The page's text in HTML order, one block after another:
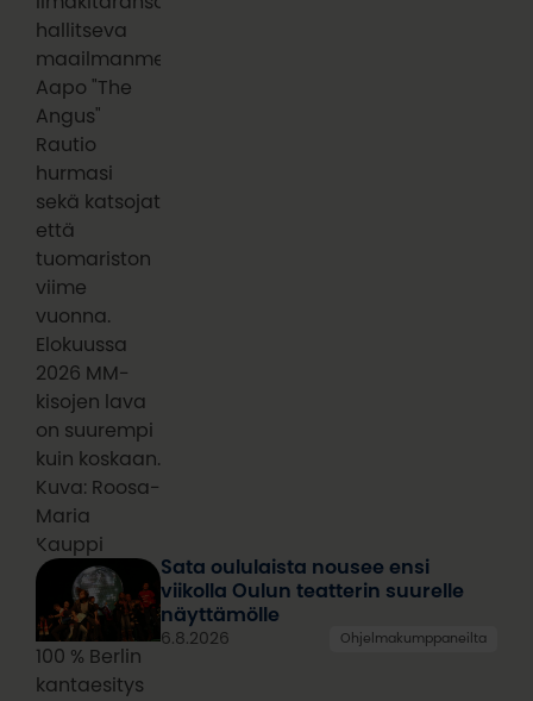
hallitseva
maailmanmestari
Aapo "The
Angus"
Rautio
hurmasi
sekä katsojat
että
tuomariston
viime
vuonna.
Elokuussa
2026 MM-
kisojen lava
on suurempi
kuin koskaan.
Kuva: Roosa-
Maria
Kauppi
100 % Berlin
kantaesitys
Sata oululaista nousee ensi
viikolla Oulun teatterin suurelle
näyttämölle
6.8.2026 Ohjelmakumppaneilta